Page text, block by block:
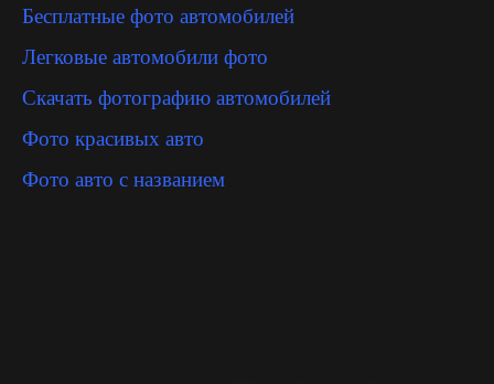
Бесплатные фото автомобилей
Легковые автомобили фото
Скачать фотографию автомобилей
Фото красивых авто
Фото авто с названием